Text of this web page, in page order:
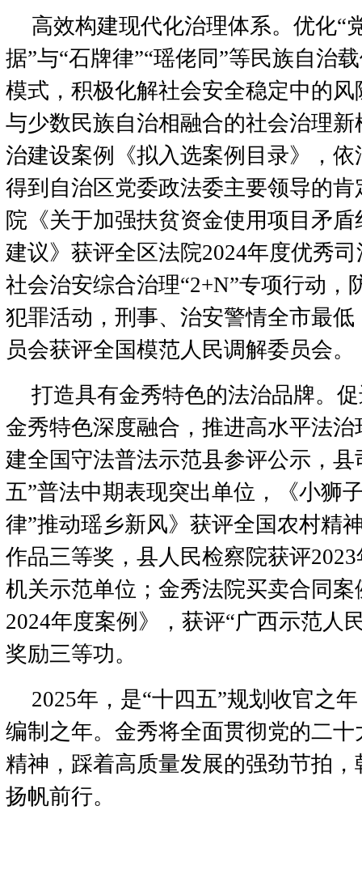
高效构建现代化治理体系。优化“
据”与“石牌律”“瑶佬同”等民族自治
模式，积极化解社会安全稳定中的
与少数民族自治相融合的社会治理
治建设案例《拟入选案例目录》，
得到自治区党委政法委主要领导的
院《关于加强扶贫资金使用项目矛
建议》获评全区法院2024年度优秀
社会治安综合治理“2+N”专项行动，
犯罪活动，刑事、治安警情全市最
员会获评全国模范人民调解委员会。
打造具有金秀特色的法治品牌。
金秀特色深度融合，推进高水平法
建全国守法普法示范县参评公示，
五”普法中期表现突出单位，《小
律”推动瑶乡新风》获评全国农村精
作品三等奖，县人民检察院获评
机关示范单位；金秀法院买卖合同
2024年度案例》，获评“广西示范人
奖励三等功。
2025年，是“十四五”规划收官之
编制之年。金秀将全面贯彻党的二
精神，踩着高质量发展的强劲节拍
扬帆前行。